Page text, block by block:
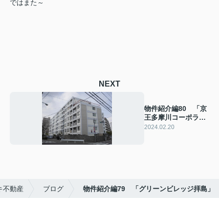
ではまた～
NEXT
物件紹介編80 「京
王多摩川コーポラ
ス」
2024.02.20
不動産 ブログ 物件紹介編79 「グリーンビレッジ拝島」